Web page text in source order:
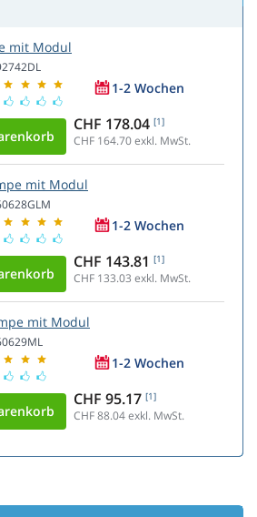
mit Modul
1-2 Wochen
CHF 178.04 [1]
CHF 164.70exkl. MwSt.
mit Modul
1-2 Wochen
CHF 143.81 [1]
CHF 133.03 exkl. MwSt.
mit Modul
1-2 Wochen
CHF 95.17 [1]
CHF 88.04exkl. MwSt.